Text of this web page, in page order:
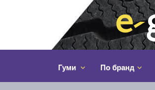
Гуми По бранд